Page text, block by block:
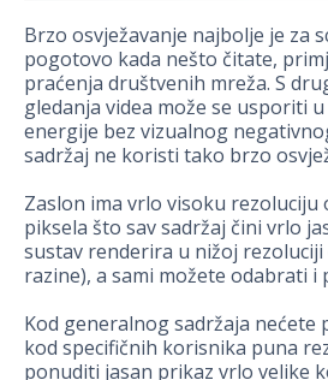
Brzo osvježavanje najbolje je za
pogotovo kada nešto čitate,
praćenja društvenih mreža. S
gledanja videa može se usporiti
energije bez vizualnog
sadržaj ne koristi tako brzo
Zaslon ima vrlo visoku rezoluciju
piksela što sav sadržaj čini vrlo
sustav renderira u nižoj
razine), a sami možete odabrati i
Kod generalnog sadržaja
kod specifičnih korisnika puna
ponuditi jasan prikaz vrlo velike